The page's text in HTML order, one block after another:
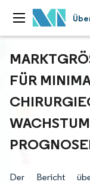
ÜR
Der Bericht